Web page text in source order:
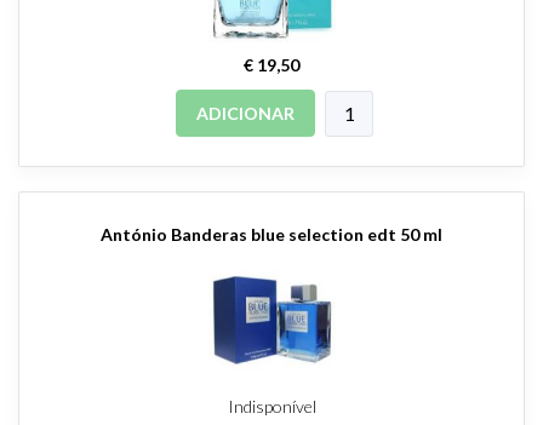
€ 19,50
ADICIONAR
António Banderas blue selection edt 50 ml
Indisponível